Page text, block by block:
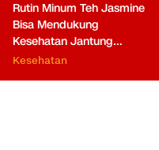
Rutin Minum Teh Jasmine
Bisa Mendukung
Kesehatan Jantung
hingga Fungsi Otak
Kesehatan